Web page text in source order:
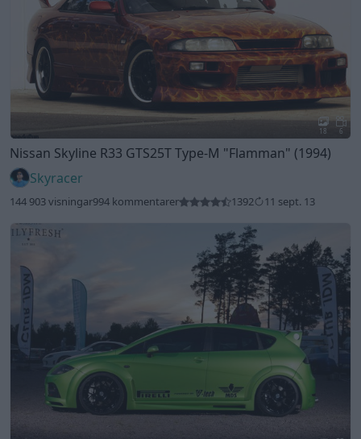
18 6
Nissan Skyline R33 GTS25T Type-M "Flamman" (1994)
Skyracer
144 903 visningar994 kommentarer 1392 11 sept. 13